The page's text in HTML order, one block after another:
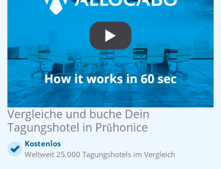
Vergleiche und buche Dein
Tagungshotel in Prŭhonice
Kostenlos
Weltweit 25.000 Tagungshotels im Vergleich